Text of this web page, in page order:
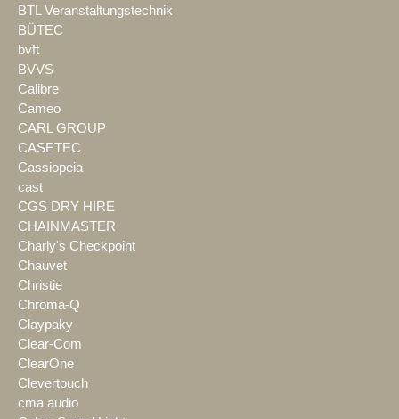
BTL Veranstaltungstechnik
BÜTEC
bvft
BVVS
Calibre
Cameo
CARL GROUP
CASETEC
Cassiopeia
cast
CGS DRY HIRE
CHAINMASTER
Charly's Checkpoint
Chauvet
Christie
Chroma-Q
Claypaky
Clear-Com
ClearOne
Clevertouch
cma audio